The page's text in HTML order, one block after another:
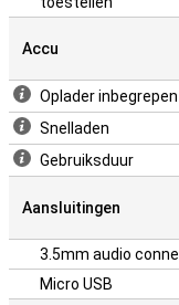
Accu
Oplader inbegrepen
Snelladen
Gebruiksduur
Aansluitingen
3.5mm audio
Micro USB